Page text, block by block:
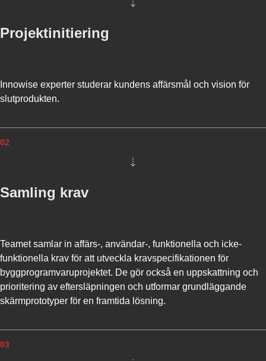
R
Y
A
G
N
U
I
N
G
I
N
F
A
Projektinitiering
Innowise experter studerar kundens affärsmål och vision för
slutprodukten.
02
Samling krav
Teamet samlar in affärs-, användar-, funktionella och icke-
funktionella krav för att utveckla kravspecifikationen för
byggprogramvaruprojektet. De gör också en uppskattning och
prioritering av eftersläpningen och utformar grundläggande
skärmprototyper för en framtida lösning.
03